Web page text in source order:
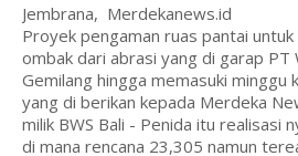
Jembrana, Merdekanews.id
Proyek pengaman ruas pantai
ombak dari abrasi yang di garap PT
Gemilang hingga memasuki minggu
yang di berikan kepada Merdeka
milik BWS Bali - Penida itu realisasi
di mana rencana 23,305 namun